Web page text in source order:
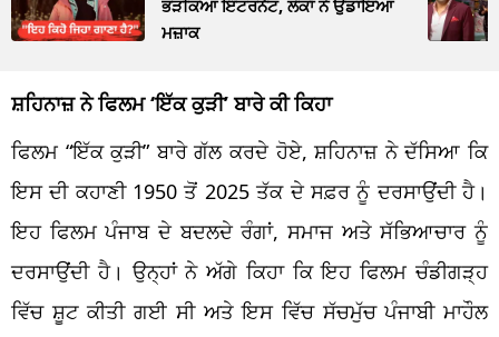
ਭੜਕਿਆ ਇੰਟਰਨੈੱਟ, ਲੋਕਾਂ ਨੇ ਉਡਾਇਆ
ਮਜ਼ਾਕ
ਸ਼ਹਿਨਾਜ਼ ਨੇ ਫਿਲਮ ‘ਇੱਕ ਕੁੜੀ’ ਬਾਰੇ ਕੀ ਕਿਹਾ
ਫਿਲਮ “ਇੱਕ ਕੁੜੀ” ਬਾਰੇ ਗੱਲ ਕਰਦੇ ਹੋਏ, ਸ਼ਹਿਨਾਜ਼ ਨੇ ਦੱਸਿਆ ਕਿ
ਇਸ ਦੀ ਕਹਾਣੀ 1950 ਤੋਂ 2025 ਤੱਕ ਦੇ ਸਫ਼ਰ ਨੂੰ ਦਰਸਾਉਂਦੀ ਹੈ।
ਇਹ ਫਿਲਮ ਪੰਜਾਬ ਦੇ ਬਦਲਦੇ ਰੰਗਾਂ, ਸਮਾਜ ਅਤੇ ਸੱਭਿਆਚਾਰ ਨੂੰ
ਦਰਸਾਉਂਦੀ ਹੈ। ਉਨ੍ਹਾਂ ਨੇ ਅੱਗੇ ਕਿਹਾ ਕਿ ਇਹ ਫਿਲਮ ਚੰਡੀਗੜ੍ਹ
ਵਿੱਚ ਸ਼ੂਟ ਕੀਤੀ ਗਈ ਸੀ ਅਤੇ ਇਸ ਵਿੱਚ ਸੱਚਮੁੱਚ ਪੰਜਾਬੀ ਮਾਹੌਲ